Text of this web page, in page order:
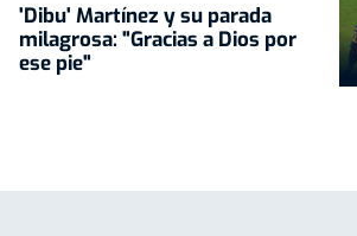
'Dibu' Martínez y su parada
milagrosa: "Gracias a Dios por
ese pie"